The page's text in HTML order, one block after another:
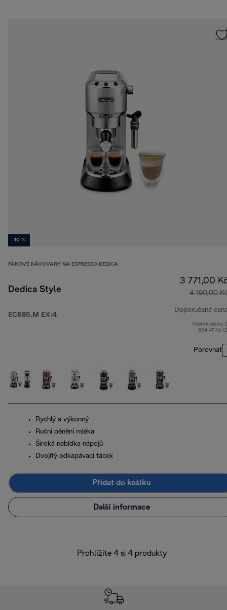
-10 %
PÁKOVÉ KÁVOVARY NA ESPRESSO DEDICA
Dedica Style
EC685.M EX:4
3 771,00
4 190,00
Doporučená
Včetně částky
654,47 Kč
Porovnat
Rychlý a výkonný
Ruční pěnění mléka
Široká nabídka nápojů
Dvojitý odkapávací tácek
Přidat do košíku
Další informace
Prohlížíte 4 si 4 produkty